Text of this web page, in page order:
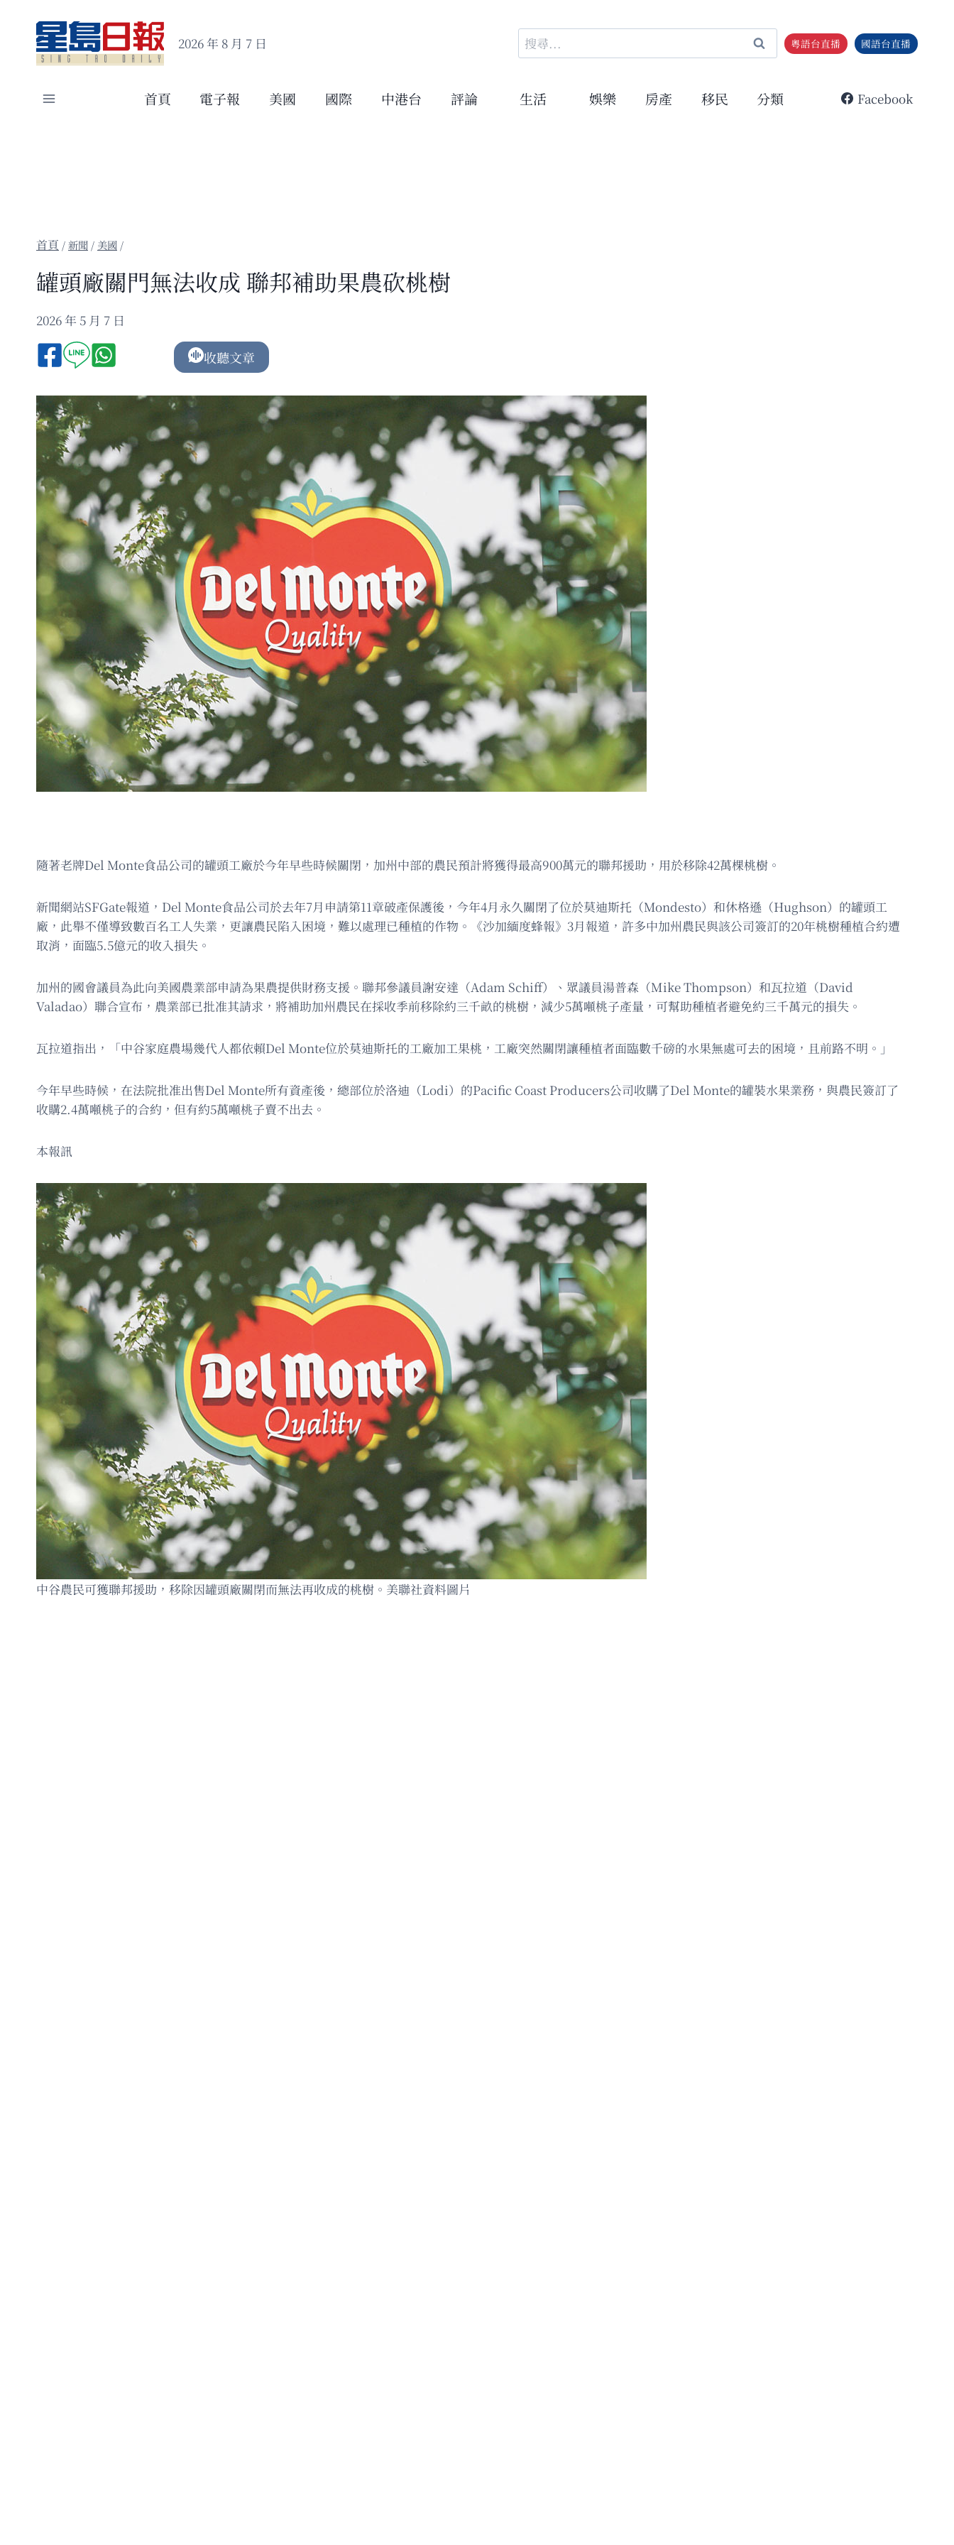
content
2026 年 8 月 7 日
搜
尋
鍵
粵語台直播 國語台直播
首頁 電子報 美國 國際 中港台 評論 生活 娛樂 房產 移民 分類 Facebook
/新聞 / 美國 /
罐頭廠關門無法收成 聯邦補助果農砍桃樹
2026 年 5 月 7 日
收聽文章
隨著老牌Del Monte食品公司的罐頭工廠於今年早些時候關閉，加州中部的農民預計將獲得最高900萬元的聯邦援助，用於移除42萬棵桃樹。
新聞網站SFGate報道，Del Monte食品公司於去年7月申請第11章破產保護後，今年4月永久關閉了位於莫迪斯托（Mondesto）和休格遜（Hughson）的罐頭工
廠，此舉不僅導致數百名工人失業，更讓農民陷入困境，難以處理已種植的作物。《沙加緬度蜂報》3月報道，許多中加州農民與該公司簽訂的20年桃樹種植合約遭
取消，面臨5.5億元的收入損失。
加州的國會議員為此向美國農業部申請為果農提供財務支援。聯邦參議員謝安達（Adam Schiff）、眾議員湯普森（Mike Thompson）和瓦拉道（David
Valadao）聯合宣布，農業部已批准其請求，將補助加州農民在採收季前移除約三千畝的桃樹，減少5萬噸桃子產量，可幫助種植者避免約三千萬元的損失。
瓦拉道指出，「中谷家庭農場幾代人都依賴Del Monte位於莫迪斯托的工廠加工果桃，工廠突然關閉讓種植者面臨數千磅的水果無處可去的困境，且前路不明。」
今年早些時候，在法院批准出售Del Monte所有資產後，總部位於洛迪（Lodi）的Pacific Coast Producers公司收購了Del Monte的罐裝水果業務，與農民簽訂了
收購2.4萬噸桃子的合約，但有約5萬噸桃子賣不出去。
本報訊
中谷農民可獲聯邦援助，移除因罐頭廠關閉而無法再收成的桃樹。美聯社資料圖片